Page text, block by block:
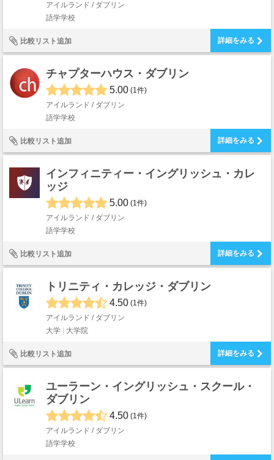
アイルランド / ダブリン
語学学校
比較リスト追加 詳細をみる
チャプターハウス・ダブリン
5.00 (1件)
アイルランド / ダブリン
語学学校
比較リスト追加 詳細をみる
インフィニティー・イングリッシュ・カレ
ッジ
5.00 (1件)
アイルランド / ダブリン
語学学校
比較リスト追加 詳細をみる
トリニティ・カレッジ・ダブリン
4.50 (1件)
アイルランド / ダブリン
大学
大学院
比較リスト追加 詳細をみる
ユーラーン・イングリッシュ・スクール・
ダブリン
4.50 (1件)
アイルランド / ダブリン
語学学校